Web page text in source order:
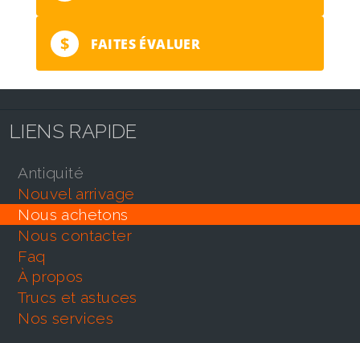
$ FAITES ÉVALUER
LIENS RAPIDE
antiquité
nouvel arrivage
nous achetons
nous contacter
faq
À propos
trucs et astuces
nos services